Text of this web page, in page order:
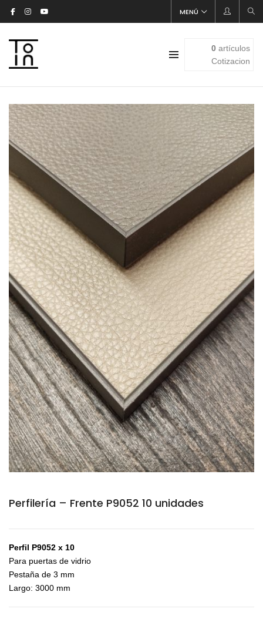
MENÚ
0artículos
Cotizacion
Perfilería – Frente P9052 10 unidades
Perfil P9052 x 10
Para puertas de vidrio
Pestaña de 3 mm
Largo: 3000 mm